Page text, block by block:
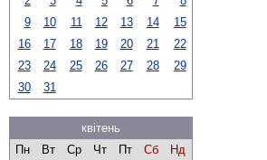
9
10 11 12 13 14
15
16
17 18 19 20 21
22
23
24 25 26 27 28
29
30
31
квітень
Пн
Вт Ср Чт Пт Сб
Нд